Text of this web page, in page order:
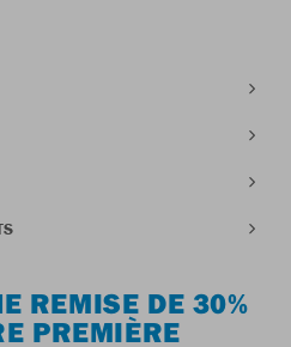
REMISE DE 30%
PREMIÈRE